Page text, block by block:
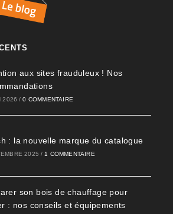
aux sites frauduleux ! Nos
2026 / 0 COMMENTAIRE
: la nouvelle marque du catalogue
2025 / 1 COMMENTAIRE
son bois de chauffage pour
: nos conseils et équipements